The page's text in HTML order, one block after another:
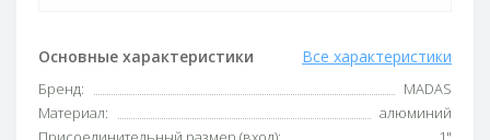
Основные характеристики Все характеристики
Бренд:
MADAS
Материал:
алюминий